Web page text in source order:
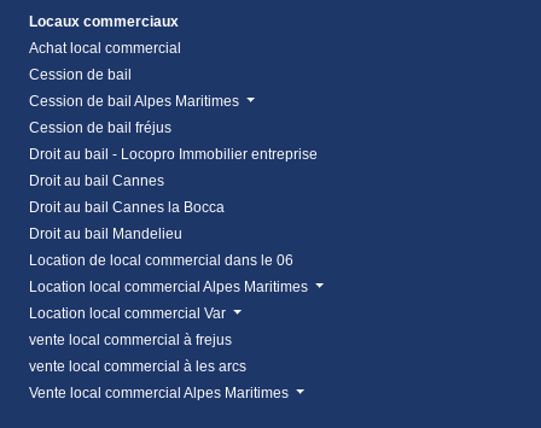
Locaux commerciaux
Achat local commercial
Cession de bail
Cession de bail Alpes Maritimes
Cession de bail fréjus
Droit au bail - Locopro Immobilier entreprise
Droit au bail Cannes
Droit au bail Cannes la Bocca
Droit au bail Mandelieu
Location de local commercial dans le 06
Location local commercial Alpes Maritimes
Location local commercial Var
vente local commercial à frejus
vente local commercial à les arcs
Vente local commercial Alpes Maritimes